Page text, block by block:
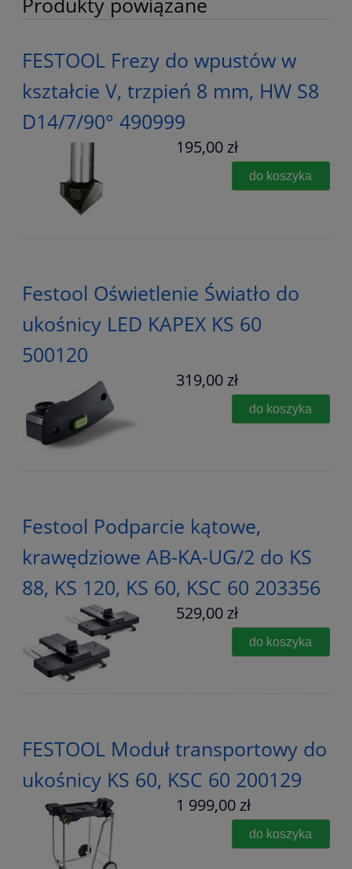
FESTOOL Frezy do wpustów w
kształcie V, trzpień 8 mm, HW S8
D14/7/90° 490999
195,00 zł
do koszyka
Festool Oświetlenie Światło do
ukośnicy LED KAPEX KS 60
500120
319,00 zł
do koszyka
Festool Podparcie kątowe,
krawędziowe AB-KA-UG/2 do KS
88, KS 120, KS 60, KSC 60 203356
529,00 zł
do koszyka
FESTOOL Moduł transportowy do
ukośnicy KS 60, KSC 60 200129
1 999,00 zł
do koszyka